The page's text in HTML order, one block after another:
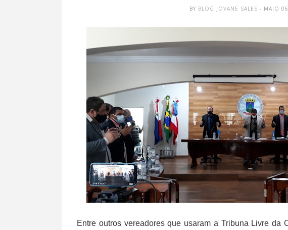
BY BLOG JOVANE SALES - MAIO
Entre outros vereadores que usaram a Tribuna Livre da